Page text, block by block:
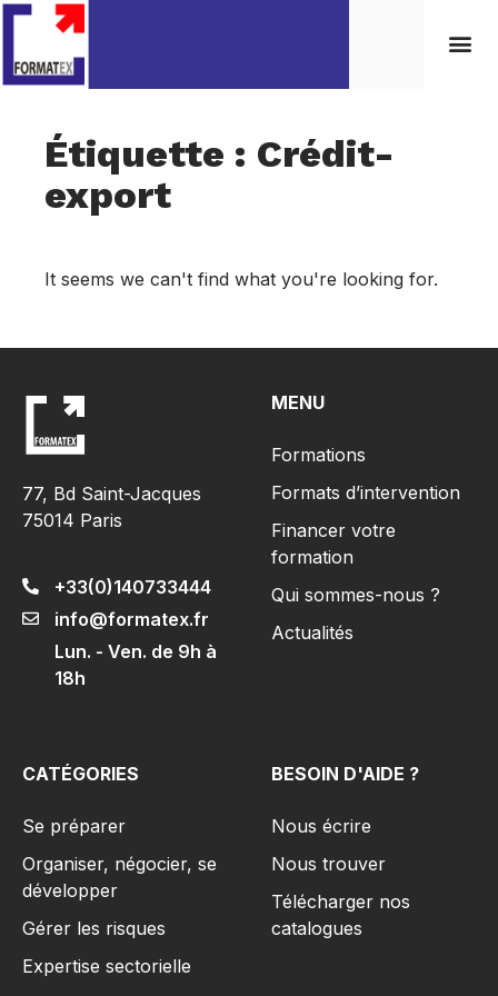
Étiquette : Crédit-
export
It seems we can't find what you're looking for.
77, Bd Saint-Jacques
75014 Paris
+33(0)140733444
info@formatex.fr
Lun. - Ven. de 9h à
18h
MENU
Formations
Formats d’intervention
Financer votre
formation
Qui sommes-nous ?
Actualités
CATÉGORIES
Se préparer
Organiser, négocier, se
développer
Gérer les risques​
Expertise sectorielle
BESOIN D'AIDE ?
Nous écrire
Nous trouver
Télécharger nos
catalogues